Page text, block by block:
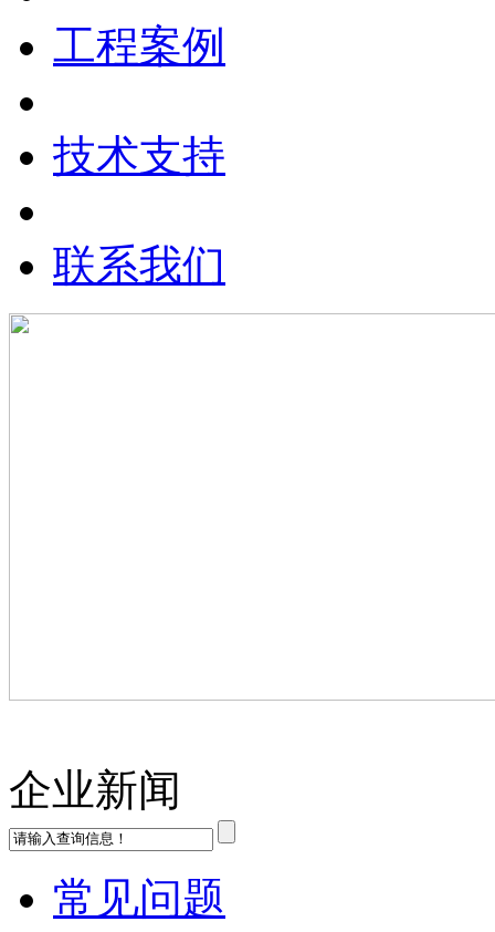
工程案例
技术支持
联系我们
企业新闻
常见问题